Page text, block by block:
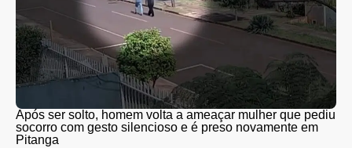
Após ser solto, homem volta a ameaçar mulher que pediu
socorro com gesto silencioso e é preso novamente em
Pitanga